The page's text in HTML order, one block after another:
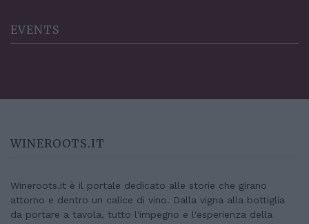
EVENTS
WINEROOTS.IT
Wineroots.it è il portale dedicato alle storie che girano
attorno e dentro un calice di vino. Dalla vigna alla bottiglia
da portare a tavola, tutto l'impegno e l'esperienza della